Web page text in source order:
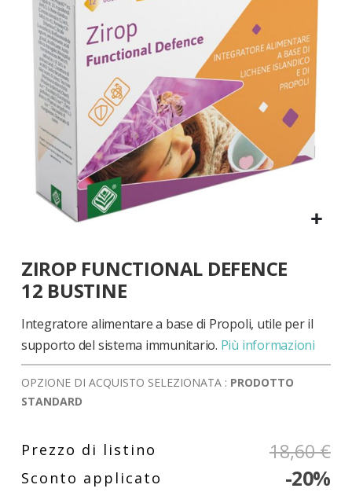
immagini
all'inizio
della
galleria
di
immagini
ZIROP FUNCTIONAL DEFENCE
12 BUSTINE
Integratore alimentare a base di Propoli, utile per il
supporto del sistema immunitario. Più informazioni
OPZIONE DI ACQUISTO SELEZIONATA : PRODOTTO
STANDARD
18,60 €
-20%